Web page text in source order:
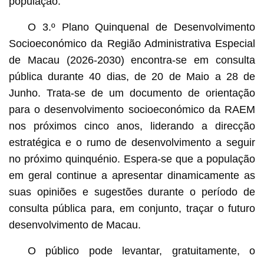
O 3.º Plano Quinquenal de Desenvolvimento
Socioeconómico da Região Administrativa Especial
de Macau (2026-2030) encontra-se em consulta
pública durante 40 dias, de 20 de Maio a 28 de
Junho. Trata-se de um documento de orientação
para o desenvolvimento socioeconómico da RAEM
nos próximos cinco anos, liderando a direcção
estratégica e o rumo de desenvolvimento a seguir
no próximo quinquénio. Espera-se que a população
em geral continue a apresentar dinamicamente as
suas opiniões e sugestões durante o período de
consulta pública para, em conjunto, traçar o futuro
desenvolvimento de Macau.
O público pode levantar, gratuitamente, o